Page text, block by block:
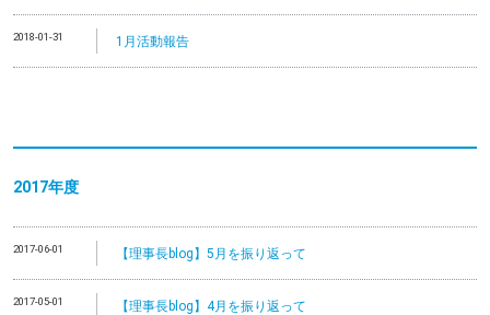
2018-01-31 1月活動報告
2017年度
2017-06-01 【理事長blog】5月を振り返って
2017-05-01 【理事長blog】4月を振り返って